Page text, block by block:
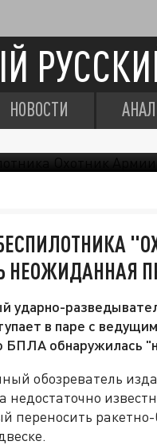
НОВОСТИ
БЕСПИЛОТНИКА
НЕОЖИДАННАЯ
ударно-
в паре с
БПЛА обнаружилась
обозреватель
недостаточно
переносить